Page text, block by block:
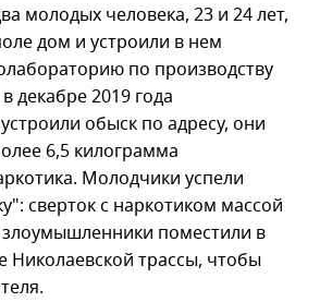
молодых человека, 23 и 24 лет,
дом и устроили в нем
по производству
декабре 2019 года
обыск по адресу, они
6,5 килограмма
Молодчики успели
сверток с наркотиком массой
поместили в
Николаевской трассы, чтобы